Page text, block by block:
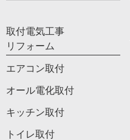
取付電気工事
リフォーム
エアコン取付
オール電化取付
キッチン取付
トイレ取付